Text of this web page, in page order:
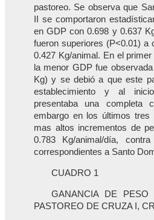
pastoreo. Se observa que
II se comportaron
en GDP con 0.698 y 0.637
fueron superiores (P<0.01) a
0.427 Kg/animal. En el
la menor GDP fue
Kg) y se debió a que este
establecimiento y al
presentaba una completa
embargo en los últimos tres
mas altos incrementos de
0.783 Kg/animal/día,
correspondientes a Santo
CUADRO 1
GANANCIA DE PESO
PASTOREO DE CRUZA I,